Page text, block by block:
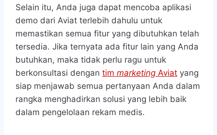
Selain itu, Anda juga dapat mencoba aplikasi
demo dari Aviat terlebih dahulu untuk
memastikan semua fitur yang dibutuhkan telah
tersedia. Jika ternyata ada fitur lain yang Anda
butuhkan, maka tidak perlu ragu untuk
berkonsultasi dengan tim marketing Aviat yang
siap menjawab semua pertanyaan Anda dalam
rangka menghadirkan solusi yang lebih baik
dalam pengelolaan rekam medis.